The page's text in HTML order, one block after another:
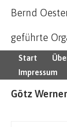
Bernd
geführte
Start
Impressum
Götz Werner